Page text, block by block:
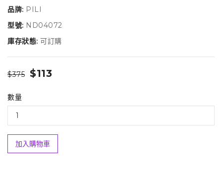
品牌: PILI
型號: ND04072
庫存狀態: 可訂購
$375 $113
數量
加入購物車